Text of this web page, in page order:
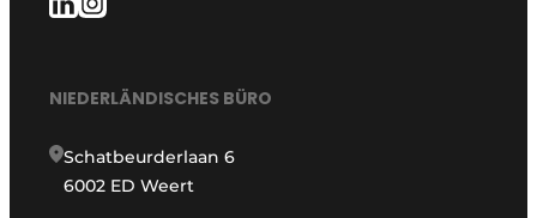
NIEDERLÄNDISCHES BÜRO
Schatbeurderlaan 6
6002 ED Weert